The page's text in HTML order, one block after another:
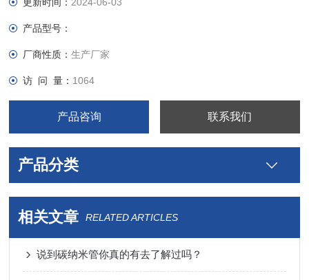
产品型号：
厂商性质：生产厂家
访 问 量： 1064
产品咨询 联系我们
产品分类
相关文章 RELATED ARTICLES
说到碳纳米管你真的有去了解过吗？